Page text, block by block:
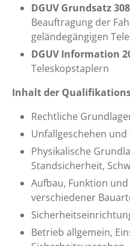
DGUV Grundsatz
Beauftragung der
geländegängigen
DGUV Information
Teleskopstaplern
Inhalt der
Rechtliche
Unfallgeschehen
Physikalische
Standsicherheit,
Aufbau, Funktion
verschiedener
Betrieb allgemein,